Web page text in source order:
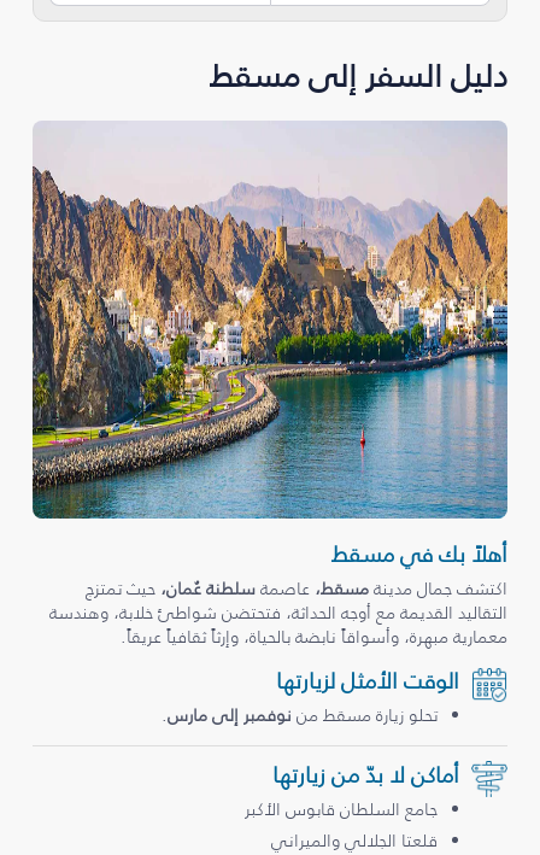
دليل السفر إلى مسقط
أهلاً بك في مسقط
اكتشف جمال مدينةمسقط، عاصمةسلطنة عُمان، حيث تمتزج
التقاليد القديمة مع أوجه الحداثة، فتحتضن شواطئ خلابة، وهندسة
معمارية مبهرة، وأسواقاً نابضة بالحياة، وإرثاً ثقافياً عريقاً.
الوقت الأمثل لزيارتها
تحلو زيارة مسقط من نوفمبر إلى مارس.
أماكن لا بدّ من زيارتها
جامع السلطان قابوس الأكبر
قلعتا الجلالي والميراني